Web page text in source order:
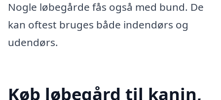
Nogle løbegårde fås også med bund. De
kan oftest bruges både indendørs og
udendørs.
Køb løbegård til kanin,